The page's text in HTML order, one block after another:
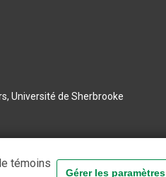
Université de Sherbrooke
témoins
Gérer les paramètres